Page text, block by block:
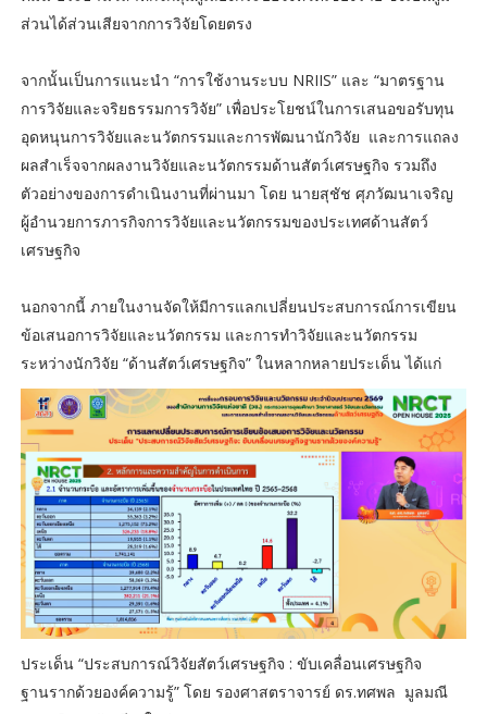
ส่วนได้ส่วนเสียจากการวิจัยโดยตรง
จากนั้นเป็นการแนะนำ “การใช้งานระบบ NRIIS” และ “มาตรฐาน
การวิจัยและจริยธรรมการวิจัย” เพื่อประโยชน์ในการเสนอขอรับทุน
อุดหนุนการวิจัยและนวัตกรรมและการพัฒนานักวิจัย และการแถลง
ผลสำเร็จจากผลงานวิจัยและนวัตกรรมด้านสัตว์เศรษฐกิจ รวมถึง
ตัวอย่างของการดำเนินงานที่ผ่านมา โดย นายสุชัช ศุภวัฒนาเจริญ
ผู้อำนวยการภารกิจการวิจัยและนวัตกรรมของประเทศด้านสัตว์
เศรษฐกิจ
นอกจากนี้ ภายในงานจัดให้มีการแลกเปลี่ยนประสบการณ์การเขียน
ข้อเสนอการวิจัยและนวัตกรรม และการทำวิจัยและนวัตกรรม
ระหว่างนักวิจัย “ด้านสัตว์เศรษฐกิจ” ในหลากหลายประเด็น ได้แก่
ประเด็น “ประสบการณ์วิจัยสัตว์เศรษฐกิจ : ขับเคลื่อนเศรษฐกิจ
ฐานรากด้วยองค์ความรู้” โดย รองศาสตราจารย์ ดร.ทศพล มูลมณี